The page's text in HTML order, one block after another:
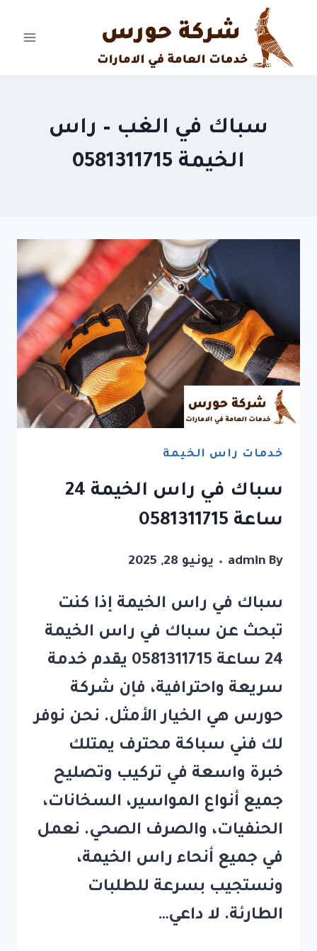
content
سباك في الغب – راس
الخيمة 0581311715
خدمات راس الخيمة
سباك في راس الخيمة 24
ساعة 0581311715
By
admin يونيو 28, 2025
سباك في راس الخيمة إذا كنت
تبحث عن سباك في راس الخيمة
24 ساعة 0581311715 يقدم خدمة
سريعة واحترافية، فإن شركة
حورس هي الخيار الأمثل. نحن نوفر
لك فني سباكة محترف يمتلك
خبرة واسعة في تركيب وتصليح
جميع أنواع المواسير، السخانات،
الحنفيات، والصرف الصحي. نعمل
في جميع أنحاء راس الخيمة،
ونستجيب بسرعة للطلبات
الطارئة. لا داعي…